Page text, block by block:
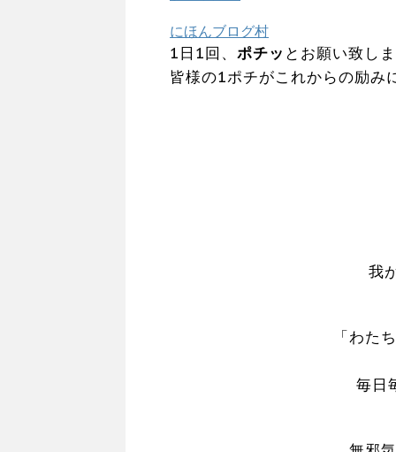
にほんブログ村
1日1回、 ポチッ とお願い致し
皆様の1ポチがこれからの励み
我
「わた
毎日